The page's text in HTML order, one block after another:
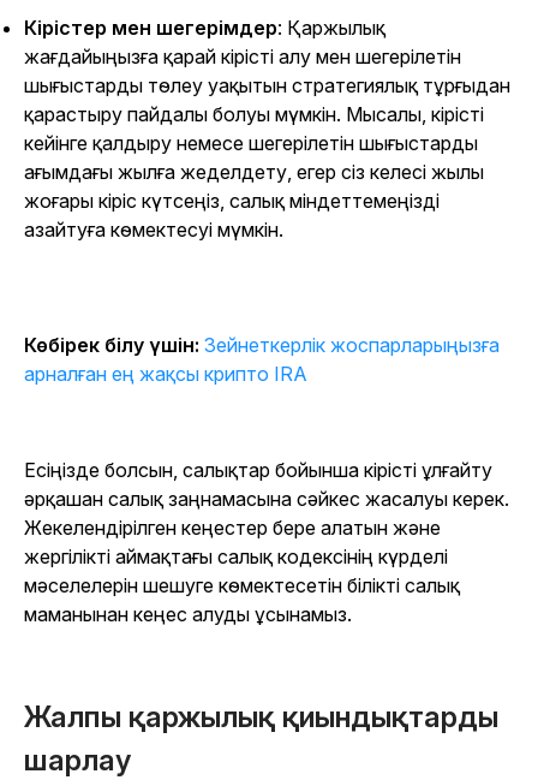
Кірістер мен шегерімдер: Қаржылық
жағдайыңызға қарай кірісті алу мен шегерілетін
шығыстарды төлеу уақытын стратегиялық тұрғыдан
қарастыру пайдалы болуы мүмкін. Мысалы, кірісті
кейінге қалдыру немесе шегерілетін шығыстарды
ағымдағы жылға жеделдету, егер сіз келесі жылы
жоғары кіріс күтсеңіз, салық міндеттемеңізді
азайтуға көмектесуі мүмкін.
Көбірек білу үшін: Зейнеткерлік жоспарларыңызға
арналған ең жақсы крипто IRA
Есіңізде болсын, салықтар бойынша кірісті ұлғайту
әрқашан салық заңнамасына сәйкес жасалуы керек.
Жекелендірілген кеңестер бере алатын және
жергілікті аймақтағы салық кодексінің күрделі
мәселелерін шешуге көмектесетін білікті салық
маманынан кеңес алуды ұсынамыз.
Жалпы қаржылық қиындықтарды
шарлау